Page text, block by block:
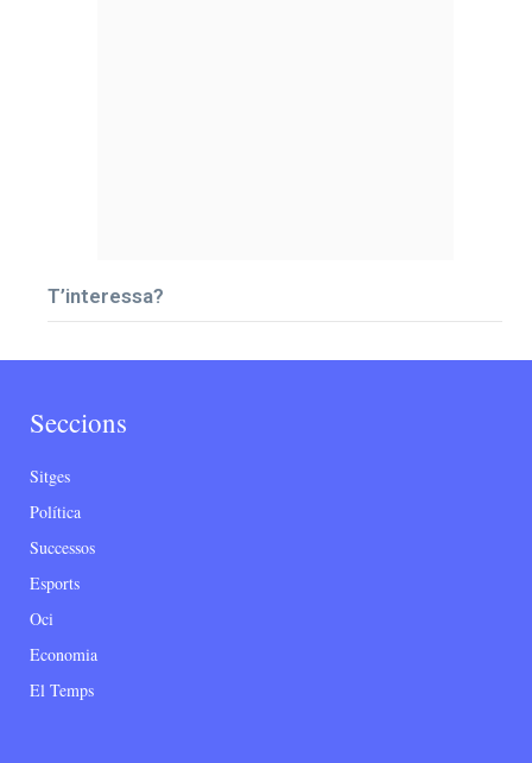
T’interessa?
Seccions
Sitges
Política
Successos
Esports
Oci
Economia
El Temps